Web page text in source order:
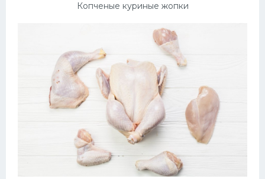
Копченые куриные жопки